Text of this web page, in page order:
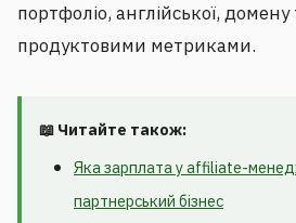
портфоліо, англійської,
продуктовими метриками.
📖 Читайте також:
Яка зарплата у affiliate-
партнерський бізнес